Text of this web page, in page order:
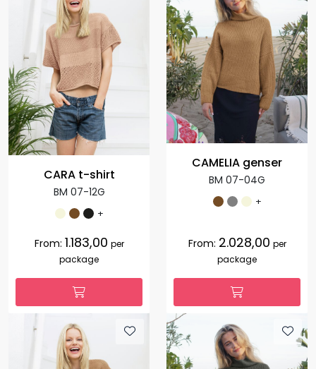
CARA t-shirt
BM 07-12G
+
From: 1.183,00 per
package
CAMELIA genser
BM 07-04G
+
From: 2.028,00 per
package